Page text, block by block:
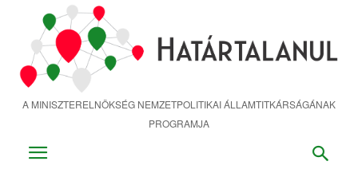
tartalomra
A MINISZTERELNÖKSÉG NEMZETPOLITIKAI ÁLLAMTITKÁRSÁGÁNAK
PROGRAMJA